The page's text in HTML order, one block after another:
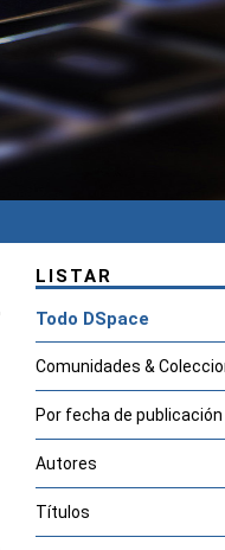
LISTAR
Todo DSpace
Comunidades &
Por fecha de publicación
Autores
Títulos